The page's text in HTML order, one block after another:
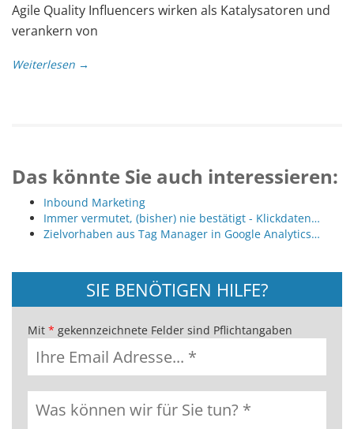
Agile Quality Influencers wirken als Katalysatoren und
verankern von
Weiterlesen →
Das könnte Sie auch interessieren:
Inbound Marketing
Immer vermutet, (bisher) nie bestätigt - Klickdaten…
Zielvorhaben aus Tag Manager in Google Analytics…
SIE BENÖTIGEN HILFE?
Mit * gekennzeichnete Felder sind Pflichtangaben